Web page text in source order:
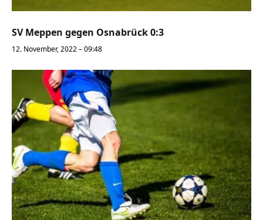
SV Meppen gegen Osnabrück 0:3
12. November, 2022 – 09:48